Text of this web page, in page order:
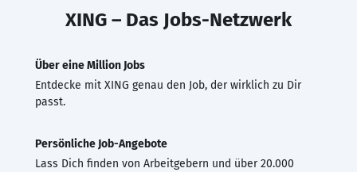
XING – Das Jobs-Netzwerk
Über eine Million Jobs
Entdecke mit XING genau den Job, der wirklich zu Dir
passt.
Persönliche Job-Angebote
Lass Dich finden von Arbeitgebern und über 20.000